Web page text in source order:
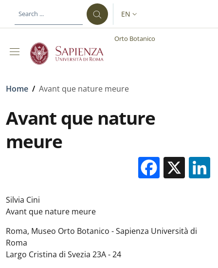
LANGUAGE SWITCHER:
EN
Orto Botanico
Breadcrumb
Home / Avant que nature meure
Avant que nature
meure
X
Silvia Cini
Avant que nature meure
Roma, Museo Orto Botanico - Sapienza Università di
Roma
Largo Cristina di Svezia 23A - 24